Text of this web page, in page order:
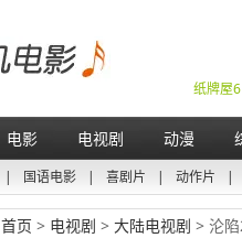
纸牌屋6
电影 电视剧 动漫
| 国语电影 | 喜剧片 | 动作片 |
首页 > 电视剧 > 大陆电视剧 > 沦